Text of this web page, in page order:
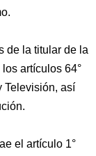
de la titular de la
artículos 64°
Televisión, así
el artículo 1°